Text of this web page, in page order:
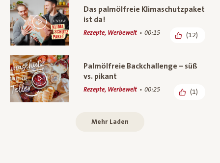
Das palmölfreie Klimaschutzpaket
ist da!
Rezepte, Werbewelt 00:15 (12)
Palmölfreie Backchallenge – süß
vs. pikant
Rezepte, Werbewelt 00:25 (1)
Mehr Laden